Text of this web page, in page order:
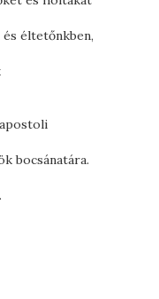
éltetőnkben,
bocsánatára.